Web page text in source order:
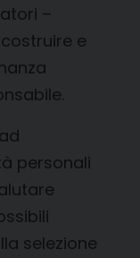
–
e
personali
selezione